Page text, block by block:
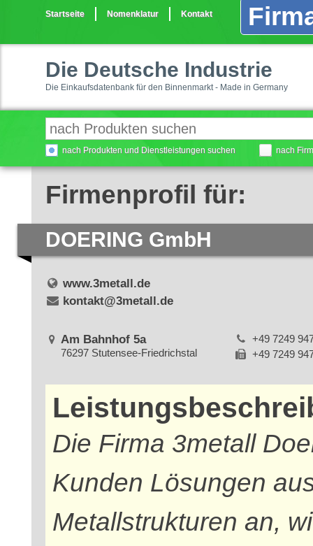
Startseite Nomenklatur Kontakt
Die Deutsche Industrie
Die Einkaufsdatenbank für den Binnenmarkt - Made in Germany
nach Produkten und Dienstleistungen suchen nach
Firmenprofil für:
DOERING GmbH
www.3metall.de
kontakt@3metall.de
Am Bahnhof 5a
76297 Stutensee-Friedrichstal
+49 7249
+49 7249
Die Firma 3metall
Kunden Lösungen
Metallstrukturen an,